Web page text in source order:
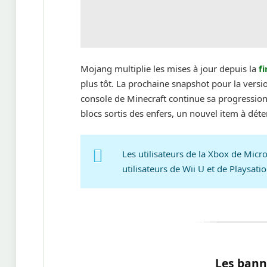
Mojang multiplie les mises à jour depuis la
plus tôt. La prochaine snapshot pour la
console de Minecraft continue sa
blocs sortis des enfers, un nouvel item à
Les utilisateurs de la Xbox de
utilisateurs de Wii U et de
Les